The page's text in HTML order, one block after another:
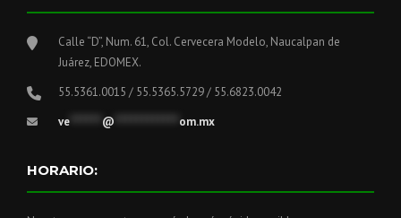
Calle “D”, Num. 61, Col. Cervecera Modelo, Naucalpan de
Juárez, EDOMEX.
55.5361.0015 / 55.5365.5729 / 55.6823.0042
ve
@ om.mx
HORARIO: